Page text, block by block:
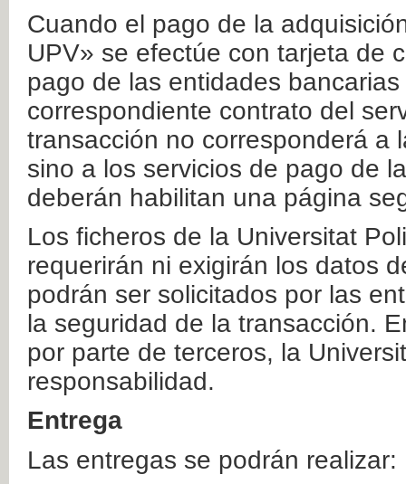
Cuando el pago de la
UPV» se efectúe con tarjeta de
pago de las entidades
correspondiente contrato del
transacción no corresponderá a
sino a los servicios de pago de
deberán habilitan una página
Los ficheros de la Universitat
requerirán ni exigirán los datos
podrán ser solicitados por las
la seguridad de la transacción.
por parte de terceros, la
responsabilidad.
Entrega
Las entregas se podrán realizar: